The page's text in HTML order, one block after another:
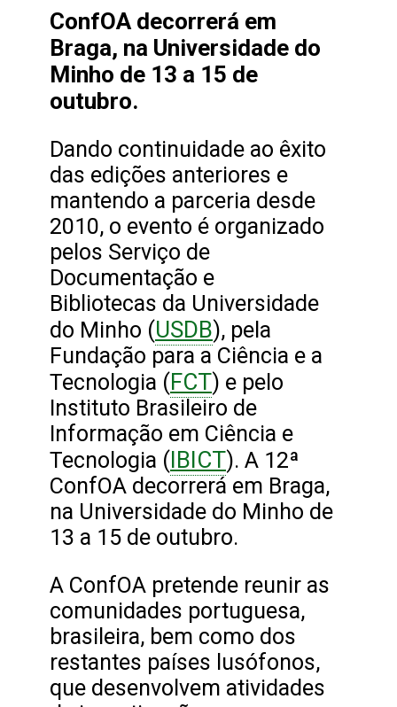
ConfOA decorrerá em
Braga, na Universidade do
Minho de 13 a 15 de
outubro.
Dando continuidade ao êxito
das edições anteriores e
mantendo a parceria desde
2010, o evento é organizado
pelos Serviço de
Documentação e
Bibliotecas da Universidade
do Minho (USDB), pela
Fundação para a Ciência e a
Tecnologia (FCT) e pelo
Instituto Brasileiro de
Informação em Ciência e
Tecnologia (IBICT). A 12ª
ConfOA decorrerá em Braga,
na Universidade do Minho de
13 a 15 de outubro.
A ConfOA pretende reunir as
comunidades portuguesa,
brasileira, bem como dos
restantes países lusófonos,
que desenvolvem atividades